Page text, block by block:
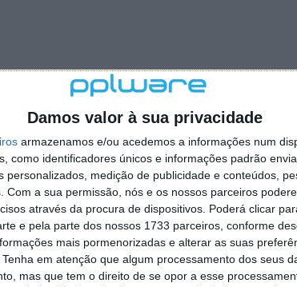
Damos valor à sua privacidade
armazenamos e/ou acedemos a informações num
como identificadores únicos e informações padrão
personalizados, medição de publicidade e conteúdos,
Com a sua permissão, nós e os nossos parceiros
através da procura de dispositivos. Poderá clicar
e pela parte dos nossos 1733 parceiros, conforme
mais pormenorizadas e alterar as suas
Tenha em atenção que algum processamento dos seus
mas que tem o direito de se opor a esse